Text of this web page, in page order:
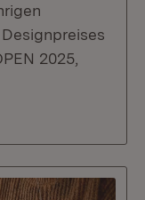
2025,